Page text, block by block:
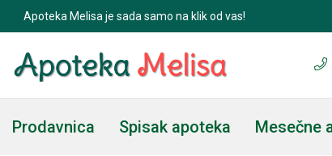
Apoteka Melisa je sada samo na klik od vas!
Prodavnica Spisak apoteka Mesečne